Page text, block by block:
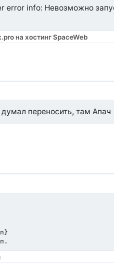
error info: Невозможно
что в течении двух дней.
на хостинг SpaceWeb
думал переносить, там Апач